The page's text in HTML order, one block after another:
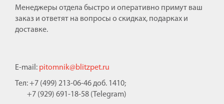
Менеджеры отдела быстро и оперативно примут ваш
заказ и ответят на вопросы о скидках, подарках и
доставке.
E-mail: pitomnik@blitzpet.ru
Тел: +7 (499) 213-06-46 доб. 1410;
+7 (929) 691-18-58 (Telegram)